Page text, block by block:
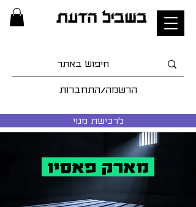
בשביל הדעת
הרשמה/התחברות
לרכישת מנוי
מארק פאסיו